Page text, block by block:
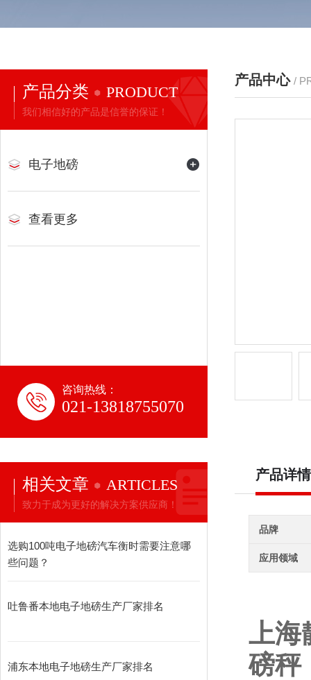
产品分类 PRODUCT
我们相信好的产品是信誉的保证！
电子地磅
查看更多
咨询热线：
021-13818755070
相关文章 ARTICLES
致力于成为更好的解决方案供应商！
选购100吨电子地磅汽车衡时需要注意哪
些问题？
吐鲁番本地电子地磅生产厂家排名
浦东本地电子地磅生产厂家排名
产品中心 /
产品详情
品牌
应用领域
上海
磅秤